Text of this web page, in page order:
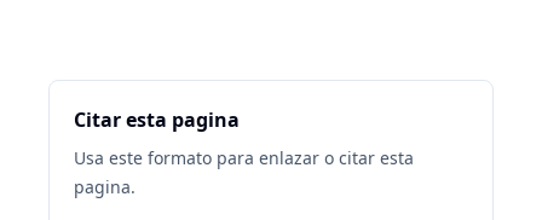
Citar esta pagina
Usa este formato para enlazar o citar esta
pagina.